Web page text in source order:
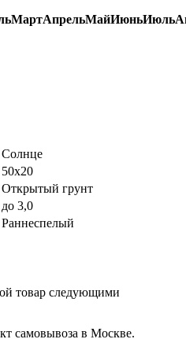
МартАпрельМайИюньИюль
Солнце
50х20
Открытый грунт
до 3,0
Раннеспелый
товар следующими
самовывоза в Москве.